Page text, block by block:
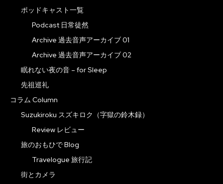
ポッドキャスト一覧
Podcast 日常徒然
Archive 過去音声アーカイブ 01
Archive 過去音声アーカイブ 02
眠れない夜の音 – for Sleep
先祖巡礼
コラム Column
Suzukiroku スズキロク（字獄の鈴木録）
Review レビュー
旅のおもひで Blog
Travelogue 旅行記
街とカメラ